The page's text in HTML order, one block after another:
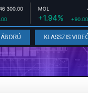
300.00 MOL
+1.94% +90.00
KLASSZIS